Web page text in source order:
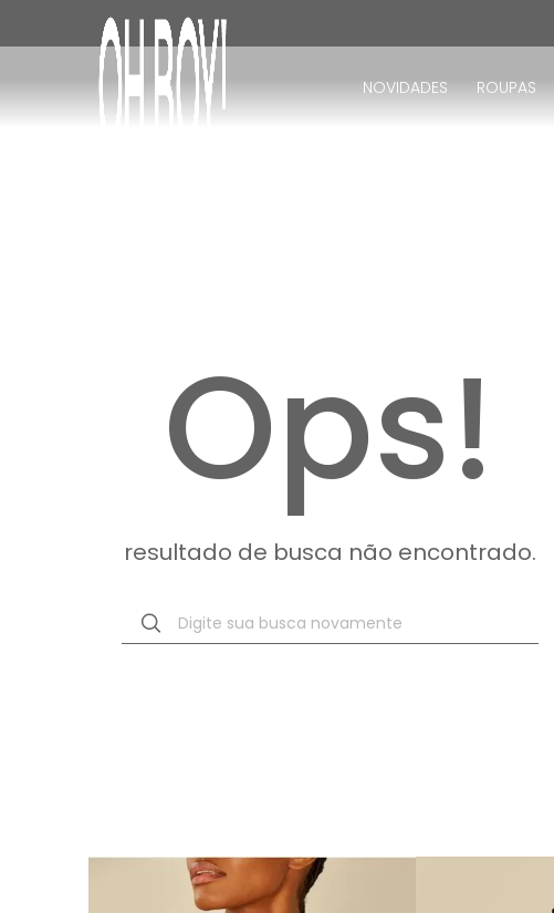
NOVIDADES ROUPAS
Ops!
resultado de busca não encontrado.
Digite sua busca novamente
TERMOS MAIS BUSCADOS
vestido
vestido longo